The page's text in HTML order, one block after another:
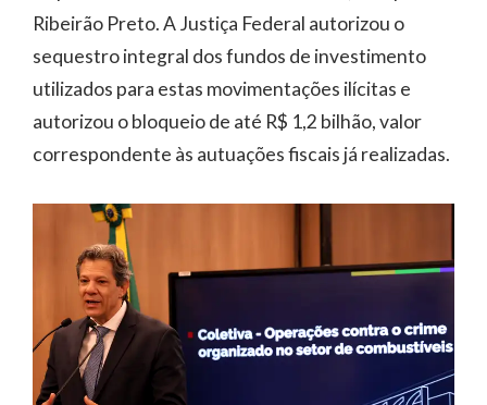
Ribeirão Preto. A Justiça Federal autorizou o
sequestro integral dos fundos de investimento
utilizados para estas movimentações ilícitas e
autorizou o bloqueio de até R$ 1,2 bilhão, valor
correspondente às autuações fiscais já realizadas.